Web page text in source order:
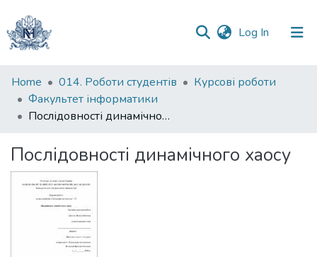
Log In (current)
Communities
&
Collections
Statistics
Home 014. Роботи студентів
Курсові роботи
Факультет інформатики
Послідовності динамічного хаосу
Послідовності динамічного хаосу